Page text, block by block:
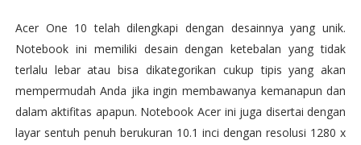
Acer One 10 telah dilengkapi dengan desainnya yang unik.
Notebook ini memiliki desain dengan ketebalan yang tidak
terlalu lebar atau bisa dikategorikan cukup tipis yang akan
mempermudah Anda jika ingin membawanya kemanapun dan
dalam aktifitas apapun. Notebook Acer ini juga disertai dengan
layar sentuh penuh berukuran 10.1 inci dengan resolusi 1280 x